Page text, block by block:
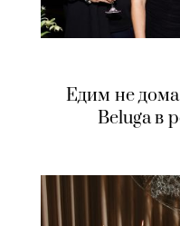
Едим не
Beluga в